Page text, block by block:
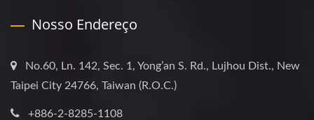
Nosso Endereço
No.60, Ln. 142, Sec. 1, Yong’an S. Rd., Lujhou Dist., New
Taipei City 24766, Taiwan (R.O.C.)
+886-2-8285-1108